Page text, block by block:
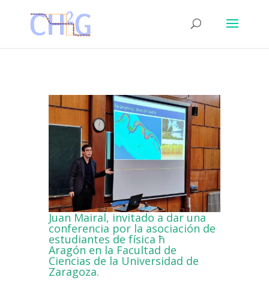
Juan Mairal, invitado a dar una
conferencia por la asociación de
estudiantes de física ħ
Aragón en la Facultad de
Ciencias de la Universidad de
Zaragoza.